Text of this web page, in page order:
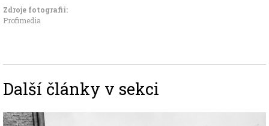
Zdroje fotografii:
Profimedia
Další články v sekci
Image